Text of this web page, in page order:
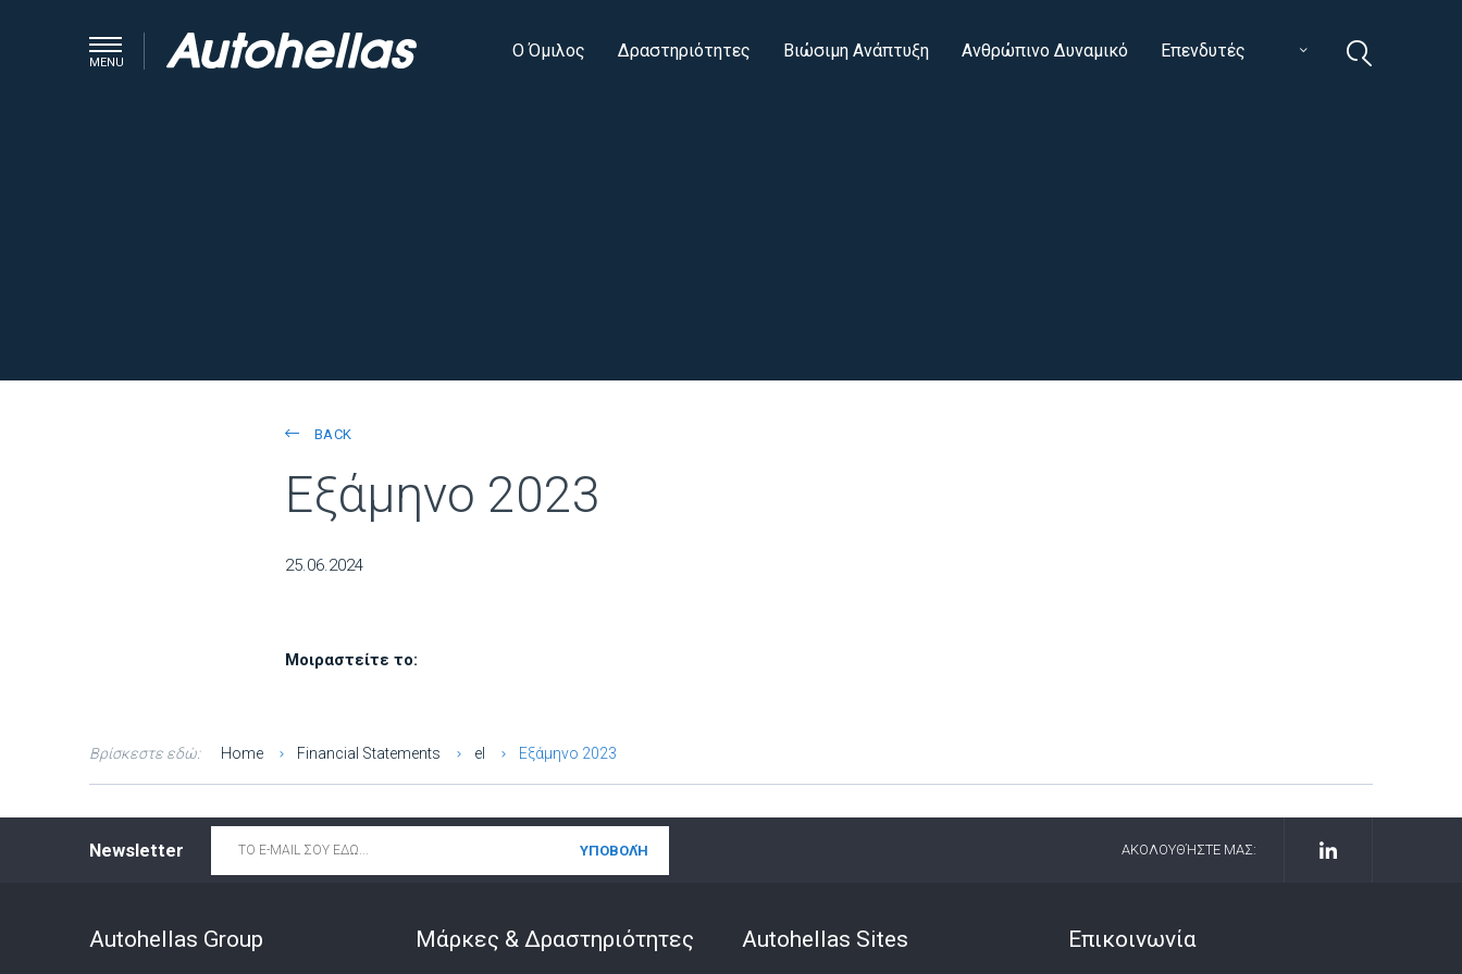
MENU
Ο Όμιλος Δραστηριότητες Βιώσιμη Ανάπτυξη Ανθρώπινο Δυναμικό Επενδυτές
BACK
Εξάμηνο 2023
25.06.2024
Μοιραστείτε το:
Βρίσκεστε εδώ: Home Financial Statements el Εξάμηνο 2023
Newsletter
ΑΚΟΛΟΥΘΉΣΤΕ ΜΑΣ:
Autohellas Group Μάρκες & Δραστηριότητες Autohellas Sites Επικοινωνία